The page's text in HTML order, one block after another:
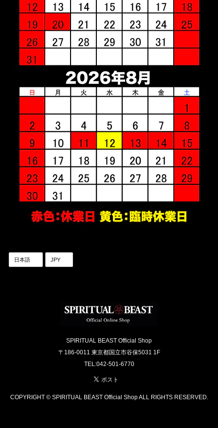
SPIRITUAL BEAST Official Shop
〒186-0011 東京都国立市谷保5031 1F
TEL:042-501-6770
COPYRIGHT © SPIRITUAL BEAST Official Shop ALL RIGHTS RESERVED.